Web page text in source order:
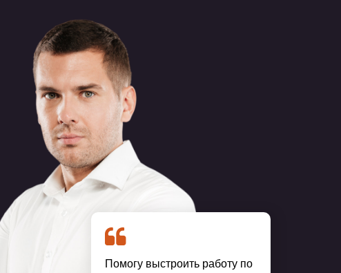
Помогу выстроить работу по